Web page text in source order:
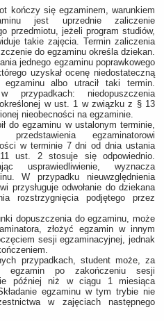
kończy się egzaminem, warunkiem
jest uprzednie zaliczenie
przedmiotu, jeżeli program studiów,
takie zajęcia. Termin zaliczenia
do egzaminu określa dziekan.
jednego egzaminu poprawkowego
uzyskał ocenę niedostateczną
egzaminu albo utracił taki termin.
niedopuszczenia
w ust. 1 w związku z § 13
nieobecności na egzaminie.
do egzaminu w ustalonym terminie,
egzaminatorowi
w terminie 7 dni od dnia ustania
ust. 2 stosuje się odpowiednio.
usprawiedliwienie, wyznacza
W przypadku nieuwzględnienia
przysługuje odwołanie do dziekana
rozstrzygnięcia podjętego przez
dopuszczenia do egzaminu, może
złożyć egzamin w innym
sesji egzaminacyjnej, jednak
przypadkach, student może, za
egzamin po zakończeniu sesji
później niż w ciągu 1 miesiąca
egzaminu w tym trybie nie
w zajęciach następnego